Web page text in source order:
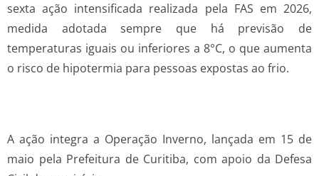
sexta ação intensificada realizada pela FAS em 2026,
medida adotada sempre que há previsão de
temperaturas iguais ou inferiores a 8°C, o que aumenta
o risco de hipotermia para pessoas expostas ao frio.
A ação integra a Operação Inverno, lançada em 15 de
maio pela Prefeitura de Curitiba, com apoio da Defesa